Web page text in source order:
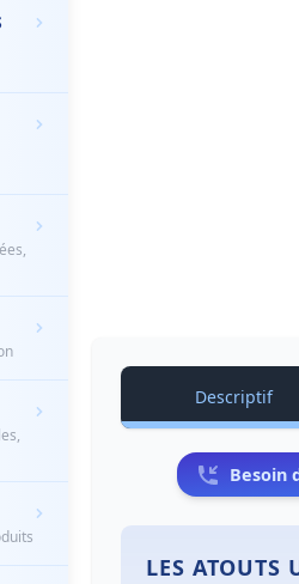
Descriptif
Besoin
LES ATOUTS